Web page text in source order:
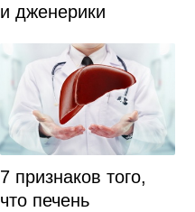
и дженерики
7 признаков того,
что печень